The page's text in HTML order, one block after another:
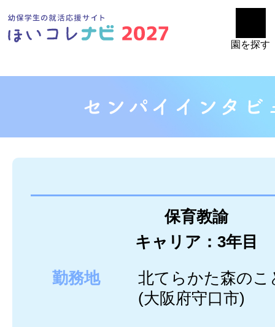
園を探す
保育教諭
キャリア：3年目
勤務地
北てらかた森のこ
(大阪府守口市)